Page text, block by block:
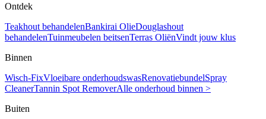
Ontdek
Teakhout behandelenBankirai OlieDouglashout
behandelenTuinmeubelen beitsenTerras OliënVindt jouw klus
Binnen
Wisch-FixVloeibare onderhoudswasRenovatiebundelSpray
CleanerTannin Spot RemoverAlle onderhoud binnen >
Buiten